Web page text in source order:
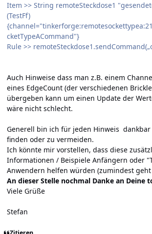
Item >> String remoteSteckdose1
(TestFf)
cketTypeACommand"}
Rule >>
Auch Hinweise dass man z.B. einem
eines EdgeCount (der verschiedenen
übergeben kann um einen Update der
wäre nicht schlecht.
Generell bin ich für jeden Hinweis dankbar
finden oder zu vermeiden.
Ich könnte mir vorstellen, dass diese
Informationen / Beispiele Anfängern oder
Anwendern helfen würden (zumindest geht
An dieser Stelle nochmal Danke an Deine
Viele Grüße
Stefan